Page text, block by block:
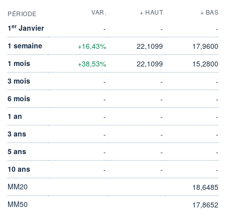
PÉRIODE VAR. + HAUT + BAS
1er Janvier - -
-
1 semaine
+16,43% 22,1099
17,9600
1 mois
+38,53% 22,1099
15,2800
3 mois
- -
-
6 mois
- -
-
1 an
- -
-
3 ans
- -
-
5 ans
- -
-
10 ans
- -
-
MM20
18,6485
MM50
17,8652